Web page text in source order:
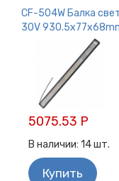
CF-504W Балка
30V
5075.53 Р
В наличии: 14шт.
Купить